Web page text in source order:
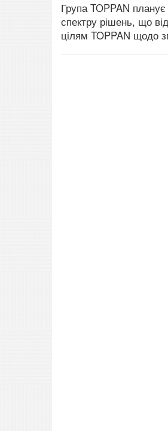
Група TOPPAN
спектру рішень, що
цілям TOPPAN щодо